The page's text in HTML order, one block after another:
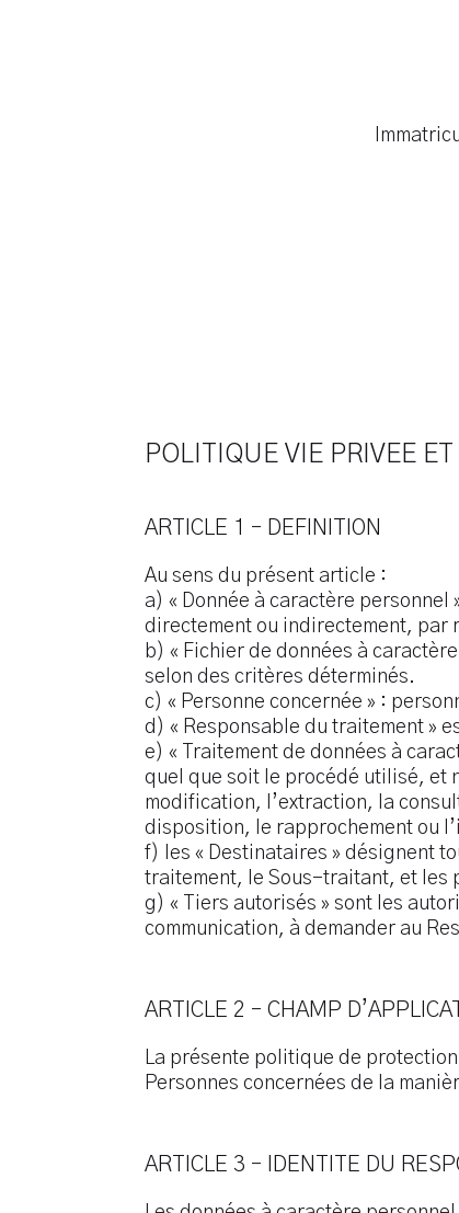
POLITIQUE VIE PRIVEE
ARTICLE 1 – DEFINITION
Au sens du présent article :
a) « Donnée à caractère
directement ou indirectement, par
b) « Fichier de données à
selon des critères déterminés.
c) « Personne concernée » :
d) « Responsable du traitement »
e) « Traitement de données à
quel que soit le procédé utilisé, et
modification, l’extraction, la
disposition, le rapprochement ou
f) les « Destinataires » désignent
traitement, le Sous-traitant, et les
g) « Tiers autorisés » sont les
communication, à demander au
ARTICLE 2 – CHAMP
La présente politique de
Personnes concernées de la
ARTICLE 3 – IDENTITE DU